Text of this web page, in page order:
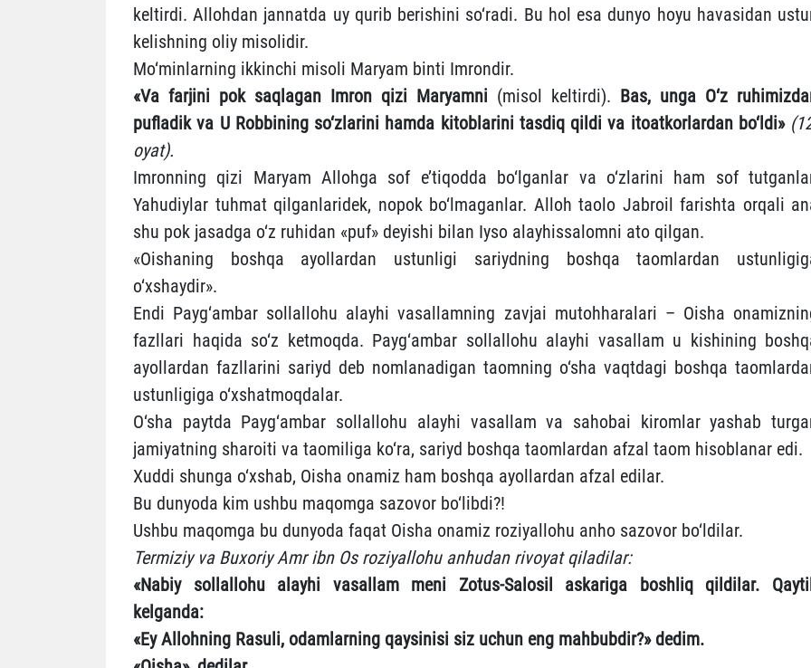
keltirdi. Allohdan jannatda uy qurib berishini so‘radi. Bu hol esa dunyo hoyu havasidan
kelishning oliy misolidir.
Mo‘minlarning ikkinchi misoli Maryam binti Imrondir.
«Va farjini pok saqlagan Imron qizi Maryamni ‎‎(misol keltirdi). Bas, unga O‘z
‎pufladik va U Robbining so‘zlarini hamda ‎kitoblarini tasdiq qildi va itoatkorlardan ‎bo‘ldi»
oyat).
Imronning qizi Maryam Allohga sof e’tiqodda bo‘lganlar va o‘zlarini ham sof
Yahudiylar tuhmat qilganlaridek, nopok bo‘lmaganlar. Alloh taolo Jabroil farishta orqali
shu pok jasadga o‘z ruhidan «puf» deyishi bilan Iyso alayhissalomni ato qilgan.
«Oishaning boshqa ayollardan ustunligi sariydning boshqa taomlardan
o‘xshaydir».
Endi Payg‘ambar sollallohu alayhi vasallamning zavjai mutohharalari – Oisha
fazllari haqida so‘z ketmoqda. Payg‘ambar sollallohu alayhi vasallam u kishining
ayollardan fazllarini sariyd deb nomlanadigan taomning o‘sha vaqtdagi boshqa
ustunligiga o‘xshatmoqdalar.
O‘sha paytda Payg‘ambar sollallohu alayhi vasallam va sahobai kiromlar yashab
jamiyatning sharoiti va taomiliga ko‘ra, sariyd boshqa taomlardan afzal taom hisoblanar edi.
Xuddi shunga o‘xshab, Oisha onamiz ham boshqa ayollardan afzal edilar.
Bu dunyoda kim ushbu maqomga sazovor bo‘libdi?!
Ushbu maqomga bu dunyoda faqat Oisha onamiz roziyallohu anho sazovor bo‘ldilar.
Termiziy va Buxoriy Amr ibn Os roziyallohu anhudan rivoyat qiladilar:
«Nabiy sollallohu alayhi vasallam meni Zotus-Salosil askariga boshliq qildilar.
kelganda:
«Ey Allohning Rasuli, odamlarning qaysinisi siz uchun eng mahbubdir?» dedim.